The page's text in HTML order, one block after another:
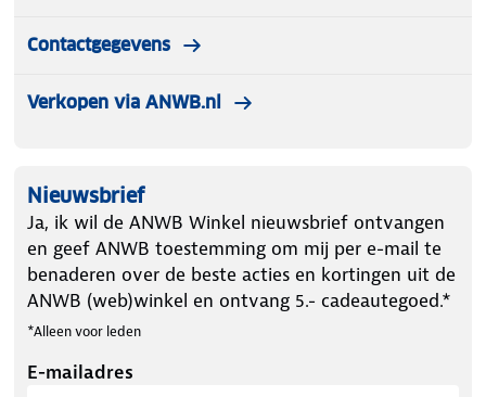
Contactgegevens
Verkopen via ANWB.nl
Nieuwsbrief
Ja, ik wil de ANWB Winkel nieuwsbrief ontvangen
en geef ANWB toestemming om mij per e-mail te
benaderen over de beste acties en kortingen uit de
ANWB (web)winkel en ontvang 5.- cadeautegoed.*
*Alleen voor leden
E-mailadres